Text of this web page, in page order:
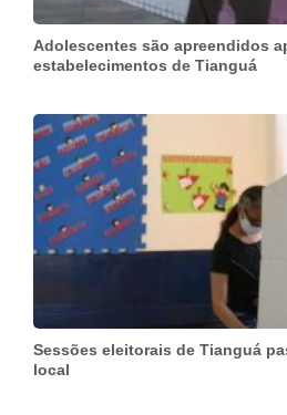
Adolescentes são apreendidos
estabelecimentos de Tianguá
Sessões eleitorais de Tianguá
local